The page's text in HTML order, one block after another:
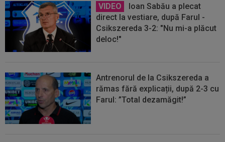
VIDEO
Ioan Sabău a plecat
direct la vestiare, după Farul -
Csikszereda 3-2: "Nu mi-a plăcut
deloc!"
Antrenorul de la Csikszereda a
rămas fără explicații, după 2-3 cu
Farul: ”Total dezamăgit!”